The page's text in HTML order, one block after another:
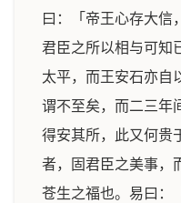
曰：「帝王心存大信
君臣之所以相与可知
太平，而王安石亦自
谓不至矣，而二三年
得安其所，此又何贵
者，固君臣之美事，
苍生之福也。易曰：